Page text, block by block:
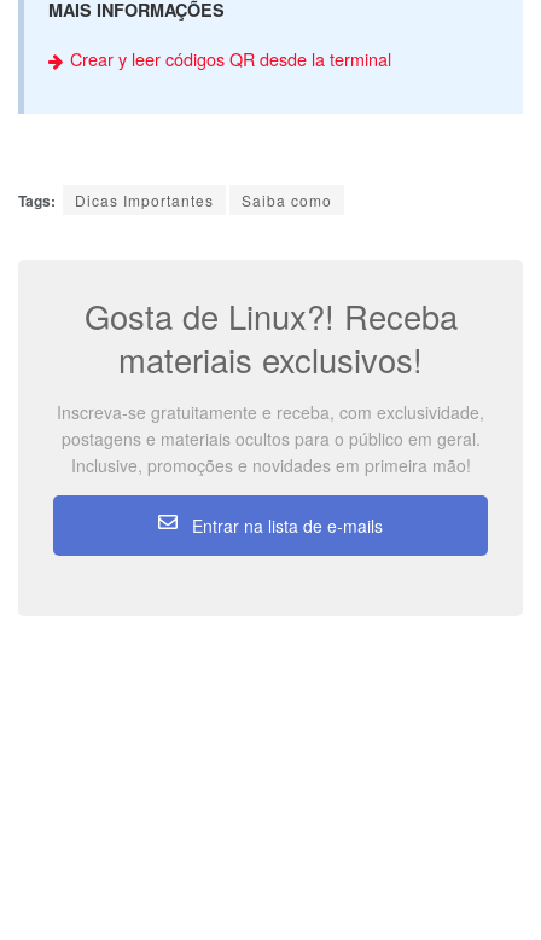
MAIS INFORMAÇÕES
Crear y leer códigos QR desde la terminal
Tags: Dicas Importantes Saiba como
Gosta de Linux?! Receba
materiais exclusivos!
Inscreva-se gratuitamente e receba, com exclusividade,
postagens e materiais ocultos para o público em geral.
Inclusive, promoções e novidades em primeira mão!
Entrar na lista de e-mails